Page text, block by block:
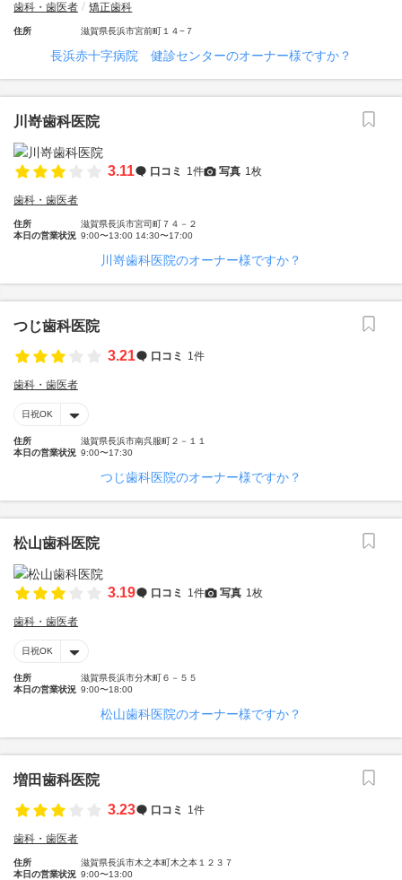
歯科・歯医者 矯正歯科
住所 滋賀県長浜市宮前町１４−７
長浜赤十字病院 健診センターのオーナー様ですか？
川嵜歯科医院
3.11 口コミ 1件 写真 1枚
歯科・歯医者
住所
滋賀県長浜市宮司町７４－２
本日の営業状況 9:00〜13:00 14:30〜17:00
川嵜歯科医院のオーナー様ですか？
つじ歯科医院
3.21
口コミ 1件
歯科・歯医者
日祝OK
住所
滋賀県長浜市南呉服町２－１１
本日の営業状況 9:00〜17:30
つじ歯科医院のオーナー様ですか？
松山歯科医院
3.19 口コミ 1件 写真 1枚
歯科・歯医者
日祝OK
住所
滋賀県長浜市分木町６－５５
本日の営業状況 9:00〜18:00
松山歯科医院のオーナー様ですか？
増田歯科医院
3.23
口コミ 1件
歯科・歯医者
住所
滋賀県長浜市木之本町木之本１２３７
本日の営業状況 9:00〜13:00